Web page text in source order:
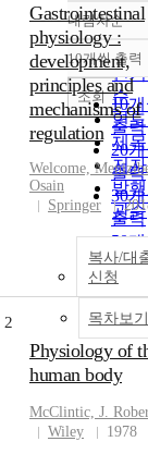
정
순
인
순
연
제
저
발
관순
내림차순
내
10개씩 출력
10
출력
20
출력
30
출력
50
출력
100
출력
조회
Gastrointestinal
physiology :
development,
principles and
mechanisms of
regulation
Welcome,
Osain
Springer
복사/대
신청
목차보기
2
Physiology of
human body
McClintic, J.
Wiley
1978